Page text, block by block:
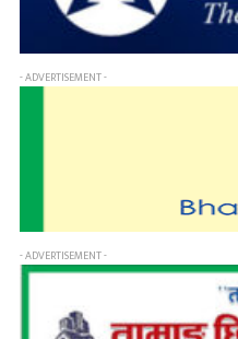
- ADVERTISEMENT -
- ADVERTISEMENT -